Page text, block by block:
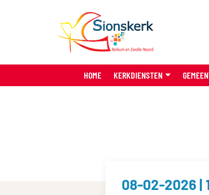
HOME KERKDIENSTEN
08-02-2026 |